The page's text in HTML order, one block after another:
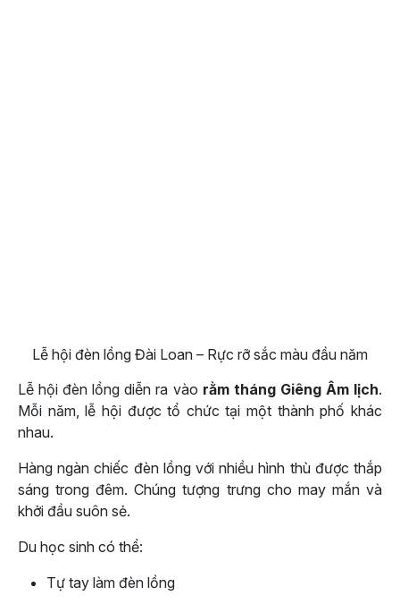
Lễ hội đèn lồng Đài Loan – Rực rỡ sắc màu đầu năm
Lễ hội đèn lồng diễn ra vào rằm tháng Giêng Âm lịch.
Mỗi năm, lễ hội được tổ chức tại một thành phố khác
nhau.
Hàng ngàn chiếc đèn lồng với nhiều hình thù được thắp
sáng trong đêm. Chúng tượng trưng cho may mắn và
khởi đầu suôn sẻ.
Du học sinh có thể:
Tự tay làm đèn lồng